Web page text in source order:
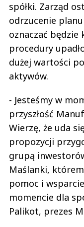
spółki. Zarząd
odrzucenie
oznaczać będzie
procedury
dużej wartości
aktywów.
- Jesteśmy w
przyszłość
Wierzę, że uda
propozycji
grupą
Maślanki,
pomoc i
momencie dla
Palikot, prezes